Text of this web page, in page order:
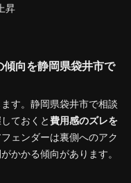
昇
向を静岡県袋井市で
す。静岡県袋井市で相談
ておくと費用感のズレを
ェンダーは裏側へのアク
かかる傾向があります。